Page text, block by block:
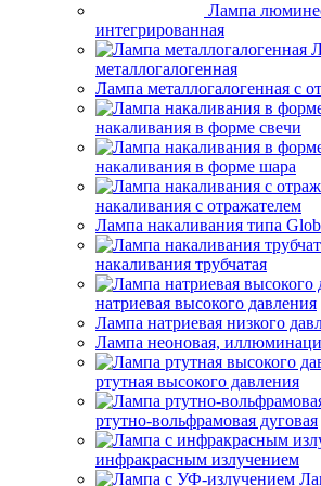
Лампа
интегрированная
металлогалогенная
Лампа металлогалогенная с
накаливания в форме свечи
накаливания в форме шара
накаливания с отражателем
Лампа накаливания типа
накаливания трубчатая
натриевая высокого давления
Лампа натриевая низкого
Лампа неоновая,
ртутная высокого давления
ртутно-вольфрамовая дуговая
инфракрасным излучением